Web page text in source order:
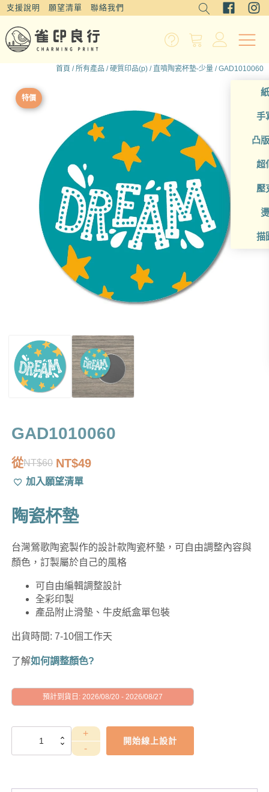
支援說明 願望清單 聯絡我們
手
凸
超
壓
描
首頁 /所有產品 /硬質印品(p) / 直噴陶瓷杯墊-少量 / GAD1010060
特價
GAD1010060
從NT$60
原
始
價
格：
NT$49
目
前
價
格：
加入願望清單
陶瓷杯墊
台灣鶯歌陶瓷製作的設計款陶瓷杯墊，可自由調整內容與
顏色，訂製屬於自己的風格
可自由編輯調整設計
全彩印製
產品附止滑墊、牛皮紙盒單包裝
出貨時間: 7-10個工作天
了解如何調整顏色?
預計到貨日: 2026/08/20 - 2026/08/27
GAD1010060
開始線上設計